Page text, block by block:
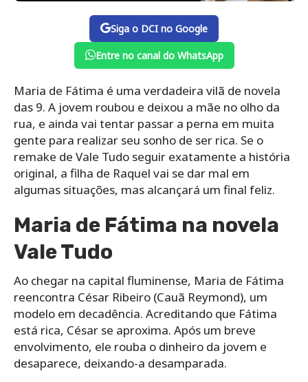
Siga o DCI no Google
Entre no canal do WhatsApp
Maria de Fátima é uma verdadeira vilã de novela
das 9. A jovem roubou e deixou a mãe no olho da
rua, e ainda vai tentar passar a perna em muita
gente para realizar seu sonho de ser rica. Se o
remake de Vale Tudo seguir exatamente a história
original, a filha de Raquel vai se dar mal em
algumas situações, mas alcançará um final feliz.
Maria de Fátima na novela
Vale Tudo
Ao chegar na capital fluminense, Maria de Fátima
reencontra César Ribeiro (Cauã Reymond), um
modelo em decadência. Acreditando que Fátima
está rica, César se aproxima. Após um breve
envolvimento, ele rouba o dinheiro da jovem e
desaparece, deixando-a desamparada.